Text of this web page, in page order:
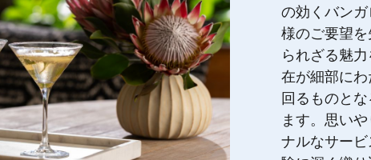
の効くバン
様のご要望を
られざる魅
在が細部に
回るものと
ます。思い
ナルなサー